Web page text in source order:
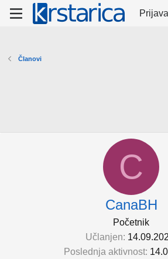
Prijava
Članovi
C
CanaBH
Početnik
Učlanjen
Poslednja aktivnost